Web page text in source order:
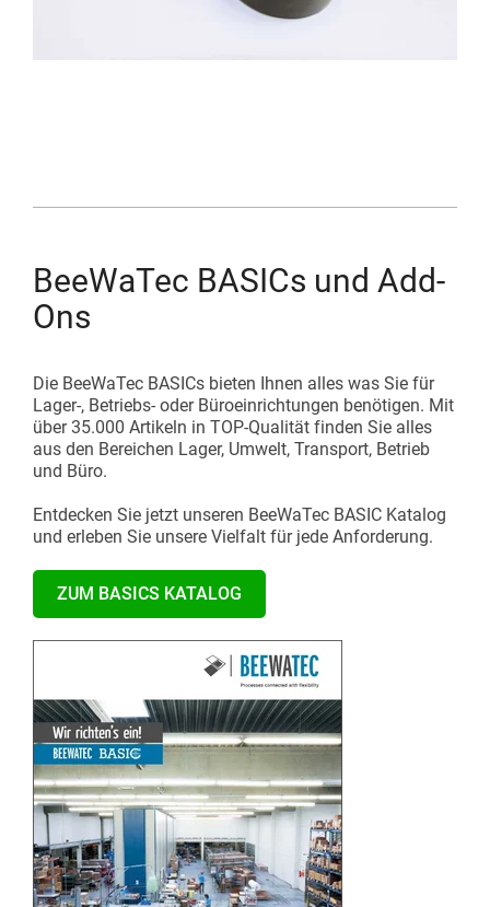
BeeWaTec BASICs und Add-
Ons
Die BeeWaTec BASICs bieten Ihnen alles was Sie für
Lager-, Betriebs- oder Büroeinrichtungen benötigen. Mit
über 35.000 Artikeln in TOP-Qualität finden Sie alles
aus den Bereichen Lager, Umwelt, Transport, Betrieb
und Büro.
Entdecken Sie jetzt unseren BeeWaTec BASIC Katalog
und erleben Sie unsere Vielfalt für jede Anforderung.
ZUM BASICS KATALOG